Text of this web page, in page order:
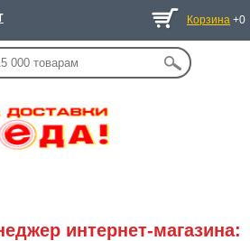
Корзина +0
интернет-магазина: